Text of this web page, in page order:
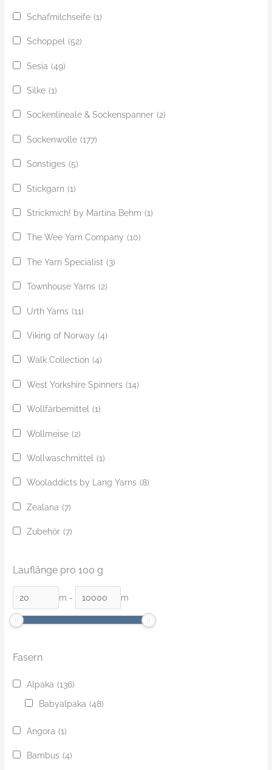
Schafmilchseife (1)
Schoppel (52)
Sesia (49)
Silke (1)
Sockenlineale & Sockenspanner (2)
Sockenwolle (177)
Sonstiges (5)
Stickgarn (1)
Strickmich! by Martina Behm (1)
The Wee Yarn Company (10)
The Yarn Specialist (3)
Townhouse Yarns (2)
Urth Yarns (11)
Viking of Norway (4)
Walk Collection (4)
West Yorkshire Spinners (14)
Wollfärbemittel (1)
Wollmeise (2)
Wollwaschmittel (1)
Wooladdicts by Lang Yarns (8)
Zealana (7)
Zubehör (7)
Lauflänge pro 100 g
m - m
Fasern
Alpaka (136)
Babyalpaka (48)
Angora (1)
Bambus (4)